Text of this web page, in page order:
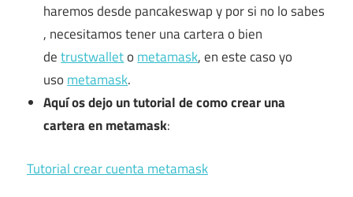
haremos desde pancakeswap y por si no lo sabes
, necesitamos tener una cartera o bien
detrustwalletometamask, en este caso yo
usometamask.
Aquí os dejo un tutorial de como crear una
cartera en metamask:
Tutorial crear cuenta metamask